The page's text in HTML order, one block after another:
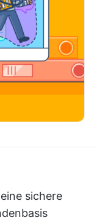
sichere